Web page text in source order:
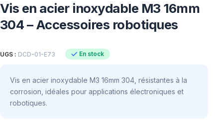
Vis en acier inoxydable M3 16mm
304 – Accessoires robotiques
UGS : DCD-01-E73 En stock
Vis en acier inoxydable M3 16mm 304, résistantes à la
corrosion, idéales pour applications électroniques et
robotiques.